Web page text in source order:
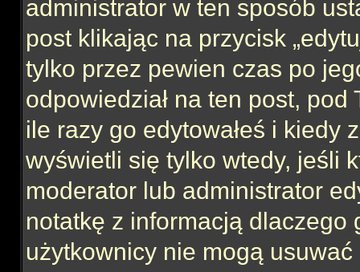
administrator w ten sposób
post klikając na przycisk
tylko przez pewien czas po
odpowiedział na ten post,
ile razy go edytowałeś i kiedy
wyświetli się tylko wtedy, jeśli
moderator lub administrator
notatkę z informacją
użytkownicy nie mogą